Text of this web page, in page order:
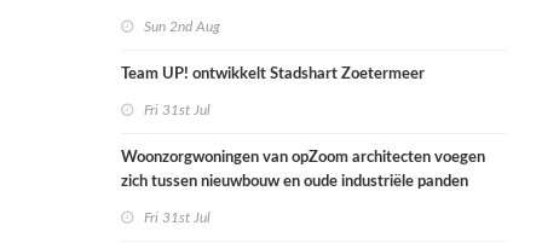
Sun 2nd Aug
Team UP! ontwikkelt Stadshart Zoetermeer
Fri 31st Jul
Woonzorgwoningen van opZoom architecten voegen
zich tussen nieuwbouw en oude industriële panden
Fri 31st Jul